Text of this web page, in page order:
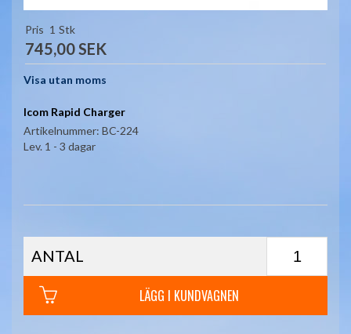
Pris 1 Stk
745,00 SEK
Visa utan moms
Icom Rapid Charger
Artikelnummer: BC-224
Lev. 1 - 3 dagar
ANTAL
LÄGG I KUNDVAGNEN